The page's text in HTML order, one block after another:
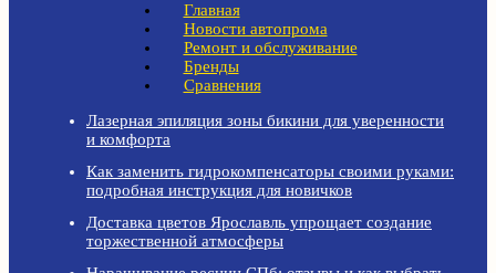
Главная
Новости автопрома
Ремонт и обслуживание
Бренды
Сравнения
Лазерная эпиляция зоны бикини для уверенности
и комфорта
Как заменить гидрокомпенсаторы своими руками:
подробная инструкция для новичков
Доставка цветов Ярославль упрощает создание
торжественной атмосферы